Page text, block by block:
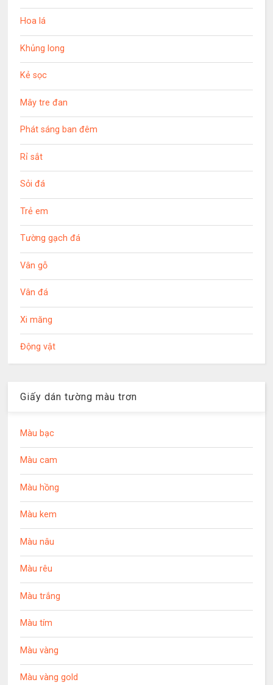
Hoa lá
Khủng long
Kẻ sọc
Mây tre đan
Phát sáng ban đêm
Rỉ sắt
Sỏi đá
Trẻ em
Tường gạch đá
Vân gỗ
Vân đá
Xi măng
Động vật
Giấy dán tường màu trơn
Màu bạc
Màu cam
Màu hồng
Màu kem
Màu nâu
Màu rêu
Màu trắng
Màu tím
Màu vàng
Màu vàng gold